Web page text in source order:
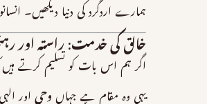
ہمارے اردگرد کی دنیا دیکھیں۔
خالق کی خدمت: راستہ اور
اگر ہم اس بات کو تسلیم کرتے ہیں
یہی وہ مقام ہے جہاں وحی اور